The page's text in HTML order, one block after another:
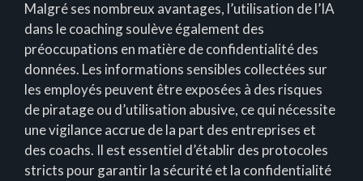
Malgré ses nombreux avantages, l’utilisation de l’IA
dans le coaching soulève également des
préoccupations en matière de confidentialité des
données. Les informations sensibles collectées sur
les employés peuvent être exposées à des risques
de piratage ou d’utilisation abusive, ce qui nécessite
une vigilance accrue de la part des entreprises et
des coachs. Il est essentiel d’établir des protocoles
stricts pour garantir la sécurité et la confidentialité